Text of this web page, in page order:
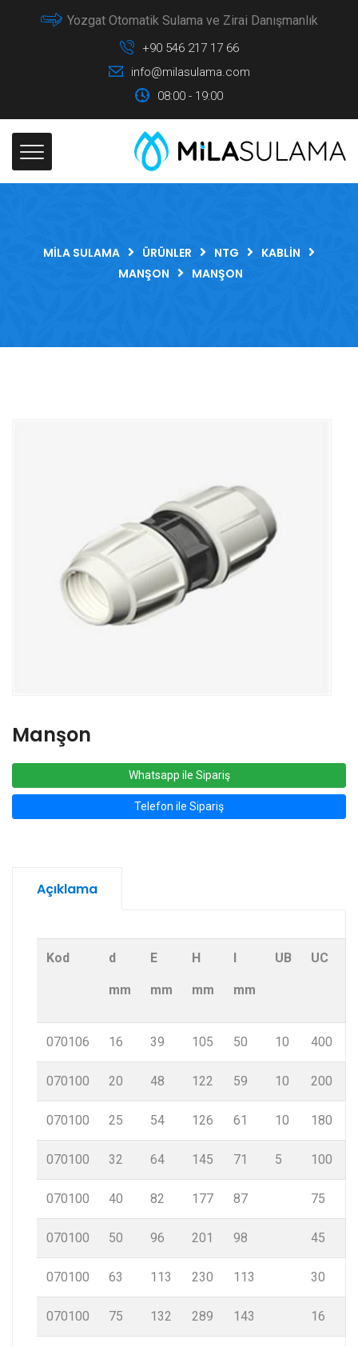
Yozgat Otomatik Sulama ve Zirai Danışmanlık
+90 546 217 17 66
info@milasulama.com
08:00 - 19:00
MILA SULAMA ÜRÜNLER NTG
KABLIN
MANŞON
MANŞON
Manşon
Whatsapp ile Sipariş
Telefon ile Sipariş
Açıklama
Kod d
mm
E
mm
H
mm mm
UB UC
070106 16 39 105 50 10 400
070100 20 48 122 59 10 200
070100 25 54 126 61 10 180
070100 32 64 145 71 5 100
070100 40 82 177 87 75
070100 50 96 201 98 45
070100 63 113 230 113 30
070100 75 132 289 143 16